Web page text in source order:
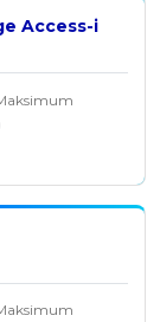
Access-i